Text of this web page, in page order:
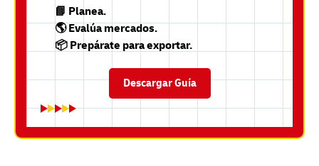
📘 Planea.
🌎 Evalúa mercados.
📦 Prepárate para exportar.
Descargar Guía